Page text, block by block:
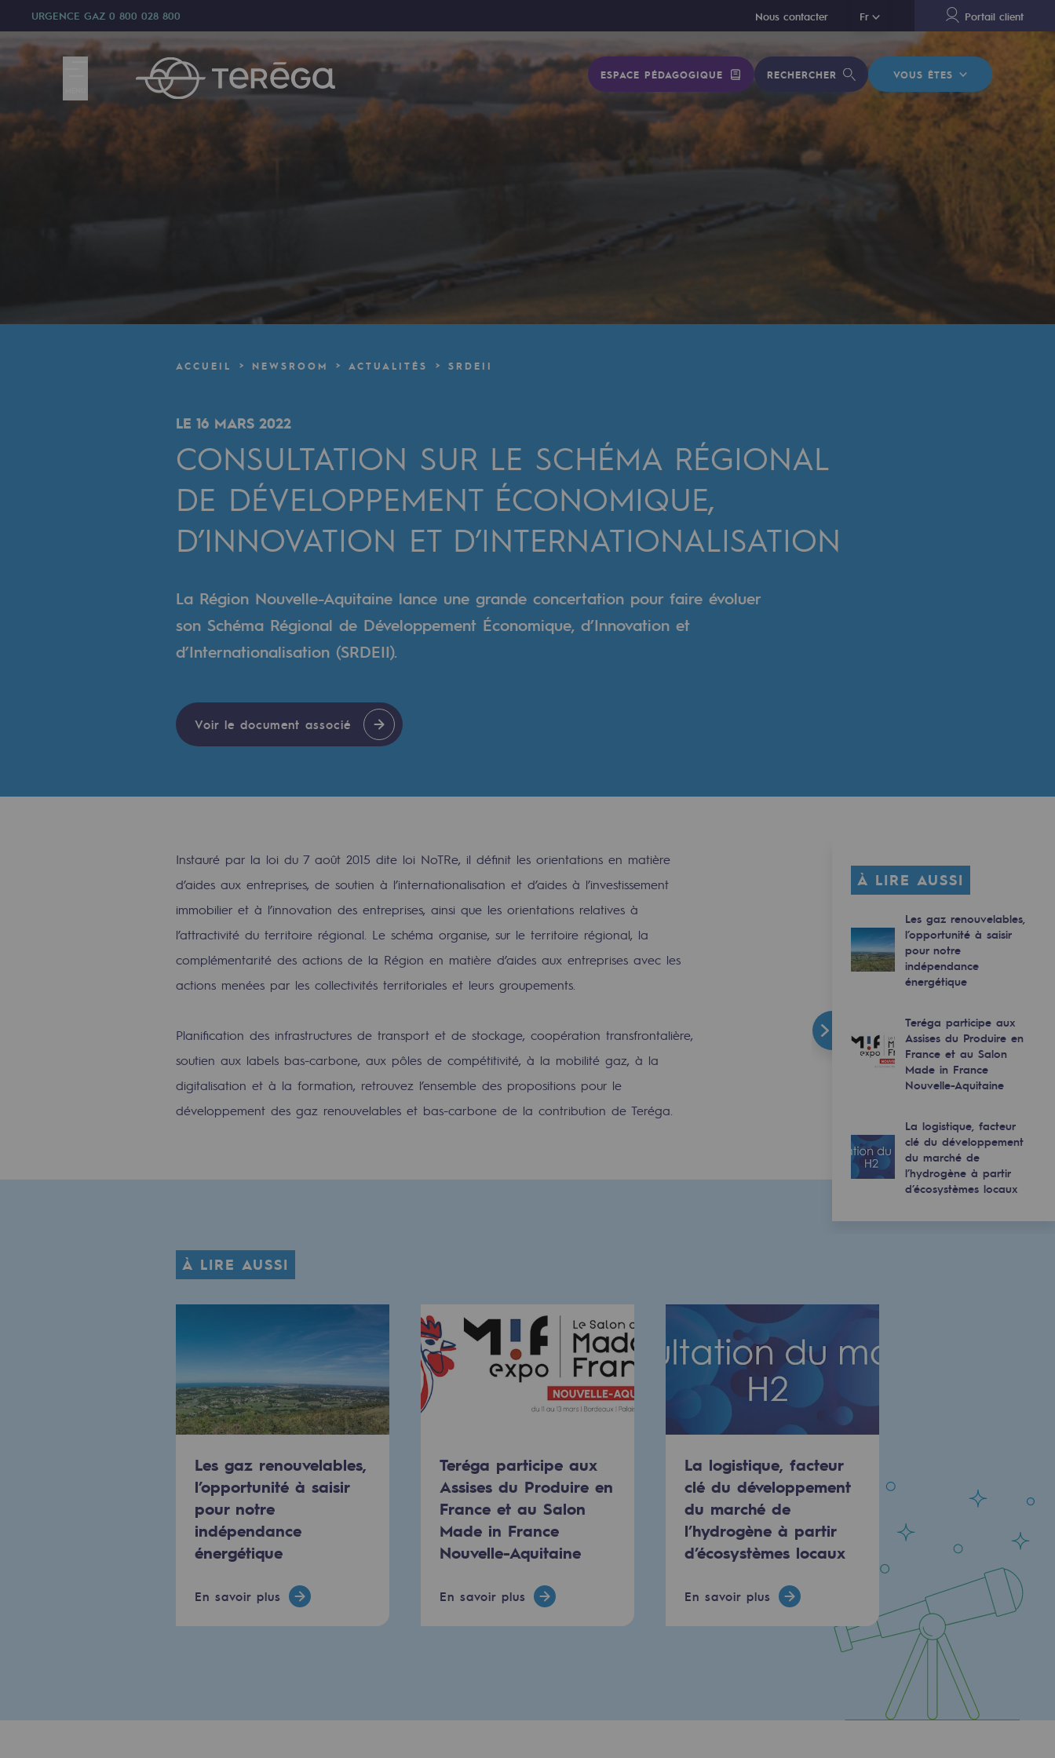
URGENCE GAZ 0 800 028 800 Nous contacter Fr
En Portail client
ESPACE PÉDAGOGIQUE RECHERCHER VOUS ÊTES
Nous sommes
80 ans d'histoire
Accélérateur de la transition énergétique
Un réseau local et européen
Une organisation adaptative et ouverte
Transversalité et Collaboratif
Notre culture et nos valeurs
Notre organisation
Notre organisation
Où nous trouver
Les énergies d'avenir
Gaz renouvelables et procédés durables
Gaz renouvelables et procédés durables
Pyrogazéification et gazéification hydrothermale
Captage de CO2
Concertations CH4, H2 et CO2
Espace pédagogique
CCUS Objectif Zéro CO2
Objectif Biométhane
Acteur engagé
Acteur engagé
Responsabilité environnementale
Responsabilité environnementale
ACCUEIL NEWSROOM ACTUALITÉS SRDEII
LE 16 MARS 2022
CONSULTATION SUR LE SCHÉMA RÉGIONAL
DE DÉVELOPPEMENT ÉCONOMIQUE,
D’INNOVATION ET D’INTERNATIONALISATION
La Région Nouvelle-Aquitaine lance une grande concertation pour faire évoluer
son Schéma Régional de Développement Économique, d’Innovation et
d’Internationalisation (SRDEII).
Voir le document associé
Instauré par la loi du 7 août 2015 dite loi NoTRe, il définit les orientations en matière
d’aides aux entreprises, de soutien à l’internationalisation et d’aides à l’investissement
immobilier et à l’innovation des entreprises, ainsi que les orientations relatives à
l’attractivité du territoire régional. Le schéma organise, sur le territoire régional, la
complémentarité des actions de la Région en matière d’aides aux entreprises avec les
actions menées par les collectivités territoriales et leurs groupements.
Planification des infrastructures de transport et de stockage, coopération transfrontalière,
soutien aux labels bas-carbone, aux pôles de compétitivité, à la mobilité gaz, à la
digitalisation et à la formation, retrouvez l’ensemble des propositions pour le
développement des gaz renouvelables et bas-carbone de la contribution de Teréga.
À LIRE AUSSI
Les gaz renouvelables,
l’opportunité à saisir
pour notre
indépendance
énergétique
Teréga participe aux
Assises du Produire en
France et au Salon
Made in France
Nouvelle-Aquitaine
La logistique, facteur
clé du développement
du marché de
l’hydrogène à partir
d’écosystèmes locaux
À LIRE AUSSI
Les gaz renouvelables,
l’opportunité à saisir
pour notre
indépendance
énergétique
En savoir plus
Teréga participe aux
Assises du Produire en
France et au Salon
Made in France
Nouvelle-Aquitaine
En savoir plus
La logistique, facteur
clé du développement
du marché de
l’hydrogène à partir
d’écosystèmes locaux
En savoir plus